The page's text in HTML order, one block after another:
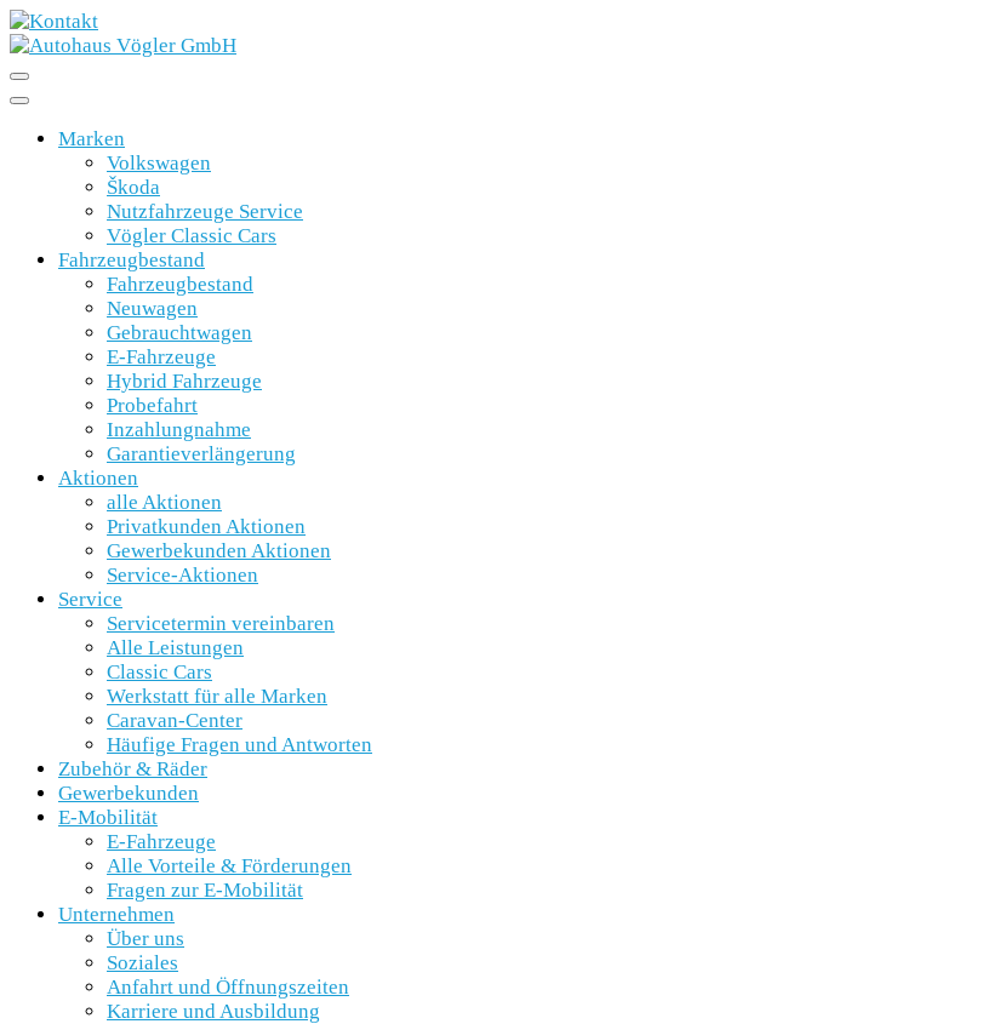
Marken
Volkswagen
Škoda
Nutzfahrzeuge Service
Vögler Classic Cars
Fahrzeugbestand
Fahrzeugbestand
Neuwagen
Gebrauchtwagen
E-Fahrzeuge
Hybrid Fahrzeuge
Probefahrt
Inzahlungnahme
Garantieverlängerung
Aktionen
alle Aktionen
Privatkunden Aktionen
Gewerbekunden Aktionen
Service-Aktionen
Service
Servicetermin vereinbaren
Alle Leistungen
Classic Cars
Werkstatt für alle Marken
Caravan-Center
Häufige Fragen und Antworten
Zubehör & Räder
Gewerbekunden
E-Mobilität
E-Fahrzeuge
Alle Vorteile & Förderungen
Fragen zur E-Mobilität
Unternehmen
Über uns
Soziales
Anfahrt und Öffnungszeiten
Karriere und Ausbildung